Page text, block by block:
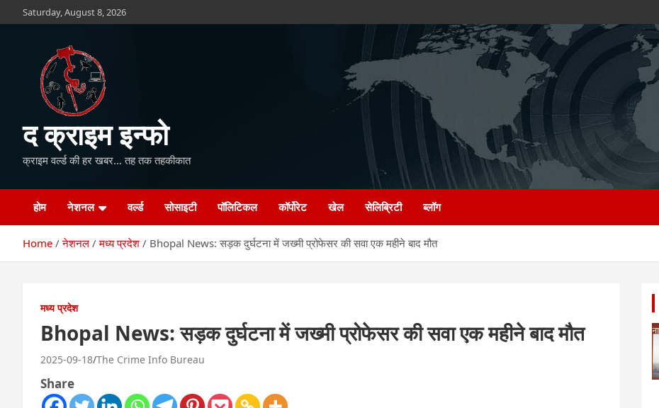
to
Saturday, August 8, 2026
द क्राइम इन्फो
क्राइम वर्ल्ड की हर खबर… तह तक तहकीकात
होम नेशनल वर्ल्ड सोसाइटी पॉलिटिकल कॉर्पोरेट खेल सेलिब्रिटी ब्लॉग
Home नेशनल मध्य प्रदेश Bhopal News: सड़क दुर्घटना में जख्मी प्रोफेसर की सवा एक महीने बाद मौत
मध्य प्रदेश
Bhopal News: सड़क दुर्घटना में जख्मी प्रोफेसर की सवा एक महीने बाद मौत
2025-09-18 The Crime Info Bureau
Share